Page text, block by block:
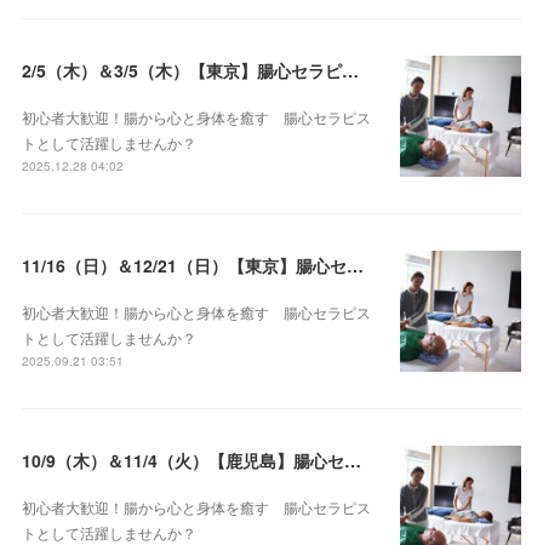
2/5（木）＆3/5（木）【東京】腸心セラピスト養成コース《２日間コース》開講決定
初心者大歓迎！腸から心と身体を癒す 腸心セラピス
トとして活躍しませんか？
2025.12.28 04:02
11/16（日）＆12/21（日）【東京】腸心セラピスト養成コース《２日間コース》開講決定
初心者大歓迎！腸から心と身体を癒す 腸心セラピス
トとして活躍しませんか？
2025.09.21 03:51
10/9（木）＆11/4（火）【鹿児島】腸心セラピスト養成コース《２日間コース》開講決定
初心者大歓迎！腸から心と身体を癒す 腸心セラピス
トとして活躍しませんか？